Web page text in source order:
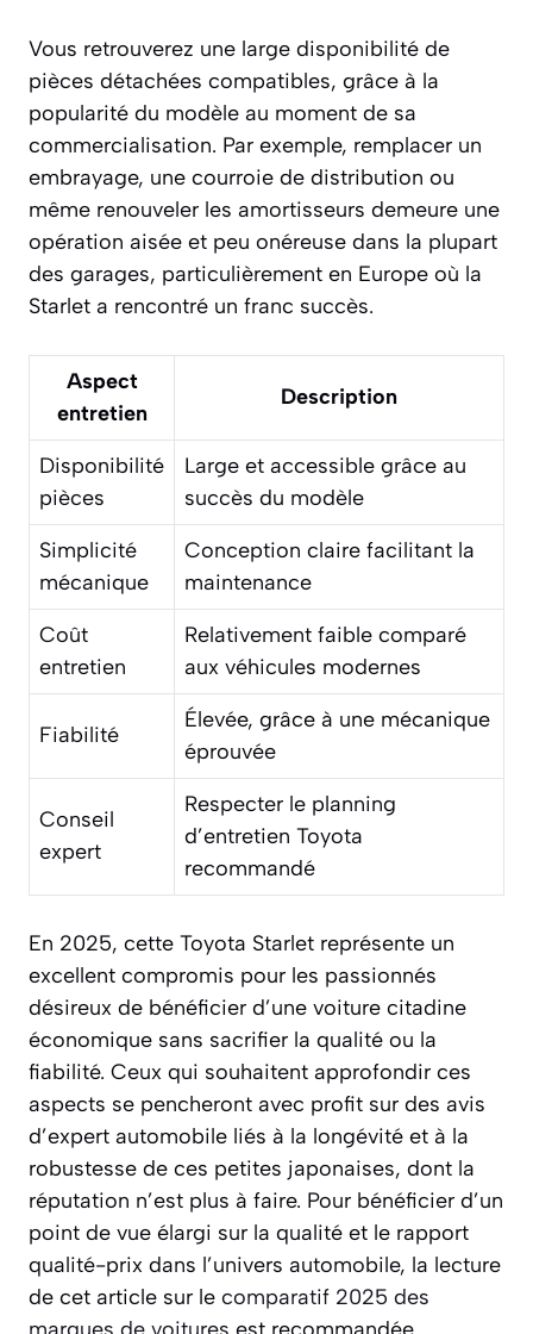
Vous retrouverez une large disponibilité de
pièces détachées compatibles, grâce à la
popularité du modèle au moment de sa
commercialisation. Par exemple, remplacer un
embrayage, une courroie de distribution ou
même renouveler les amortisseurs demeure une
opération aisée et peu onéreuse dans la plupart
des garages, particulièrement en Europe où la
Starlet a rencontré un franc succès.
Aspect
entretien
Description
Disponibilité
pièces
Large et accessible grâce au
succès du modèle
Simplicité
mécanique
Conception claire facilitant la
maintenance
Coût
entretien
Relativement faible comparé
aux véhicules modernes
Fiabilité
Élevée, grâce à une mécanique
éprouvée
Conseil
expert
Respecter le planning
d’entretien Toyota
recommandé
En 2025, cette Toyota Starlet représente un
excellent compromis pour les passionnés
désireux de bénéficier d’une voiture citadine
économique sans sacrifier la qualité ou la
fiabilité. Ceux qui souhaitent approfondir ces
aspects se pencheront avec profit sur des avis
d’expert automobile liés à la longévité et à la
robustesse de ces petites japonaises, dont la
réputation n’est plus à faire. Pour bénéficier d’un
point de vue élargi sur la qualité et le rapport
qualité-prix dans l’univers automobile, la lecture
de cet article sur le comparatif 2025 des
marques de voitures est recommandée.